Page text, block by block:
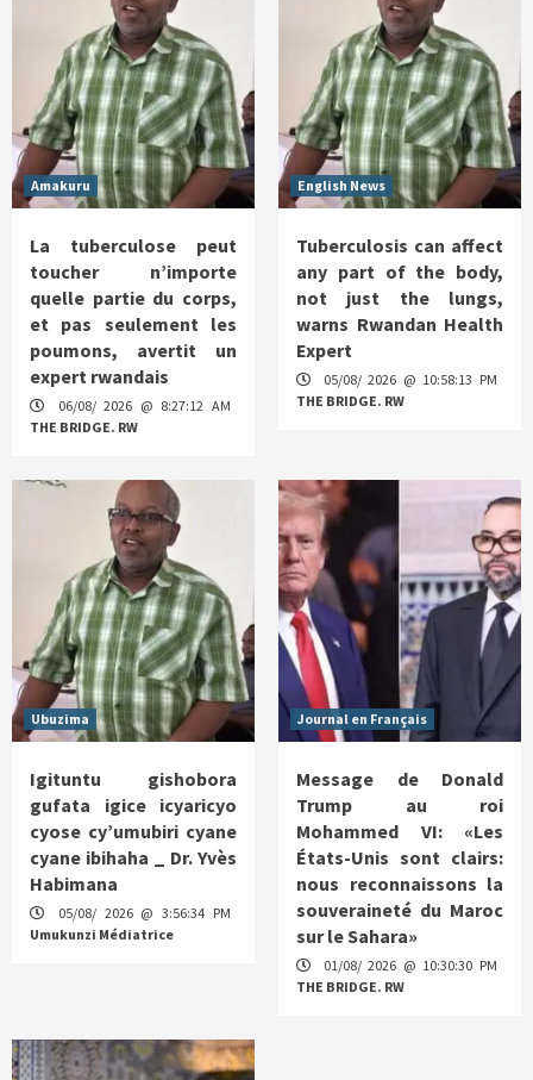
Amakuru
La tuberculose peut
toucher n’importe
quelle partie du corps,
et pas seulement les
poumons, avertit un
expert rwandais
06/08/ 2026 @ 8:27:12 AM
THE BRIDGE. RW
English News
Tuberculosis can affect
any part of the body,
not just the lungs,
warns Rwandan Health
Expert
05/08/ 2026 @ 10:58:13 PM
THE BRIDGE. RW
Ubuzima
Igituntu gishobora
gufata igice icyaricyo
cyose cy’umubiri cyane
cyane ibihaha _ Dr. Yvès
Habimana
05/08/ 2026 @ 3:56:34 PM
Umukunzi Médiatrice
Journal en Français
Message de Donald
Trump au roi
Mohammed VI: «Les
États-Unis sont clairs:
nous reconnaissons la
souveraineté du Maroc
sur le Sahara»
01/08/ 2026 @ 10:30:30 PM
THE BRIDGE. RW